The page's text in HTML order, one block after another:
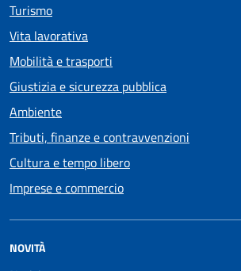
Turismo
Vita lavorativa
Mobilità e trasporti
Giustizia e sicurezza pubblica
Ambiente
Tributi, finanze e contravvenzioni
Cultura e tempo libero
Imprese e commercio
NOVITÀ